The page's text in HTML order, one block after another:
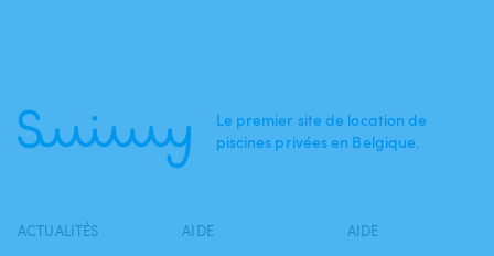
Le premier site de location de
piscines privées en Belgique.
ACTUALITÉS AIDE AIDE